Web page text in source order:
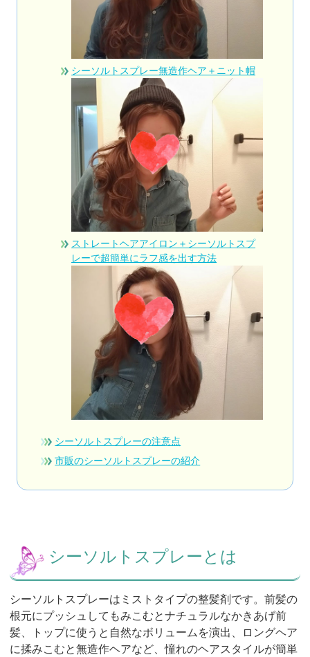
シーソルトスプレー無造作ヘア＋ニット帽
ストレートヘアアイロン＋シーソルトスプ
レーで超簡単にラフ感を出す方法
シーソルトスプレーの注意点
市販のシーソルトスプレーの紹介
シーソルトスプレーとは
シーソルトスプレーはミストタイプの整髪剤です。前髪の
根元にプッシュしてもみこむとナチュラルなかきあげ前
髪、トップに使うと自然なボリュームを演出、ロングヘア
に揉みこむと無造作ヘアなど、憧れのヘアスタイルが簡単